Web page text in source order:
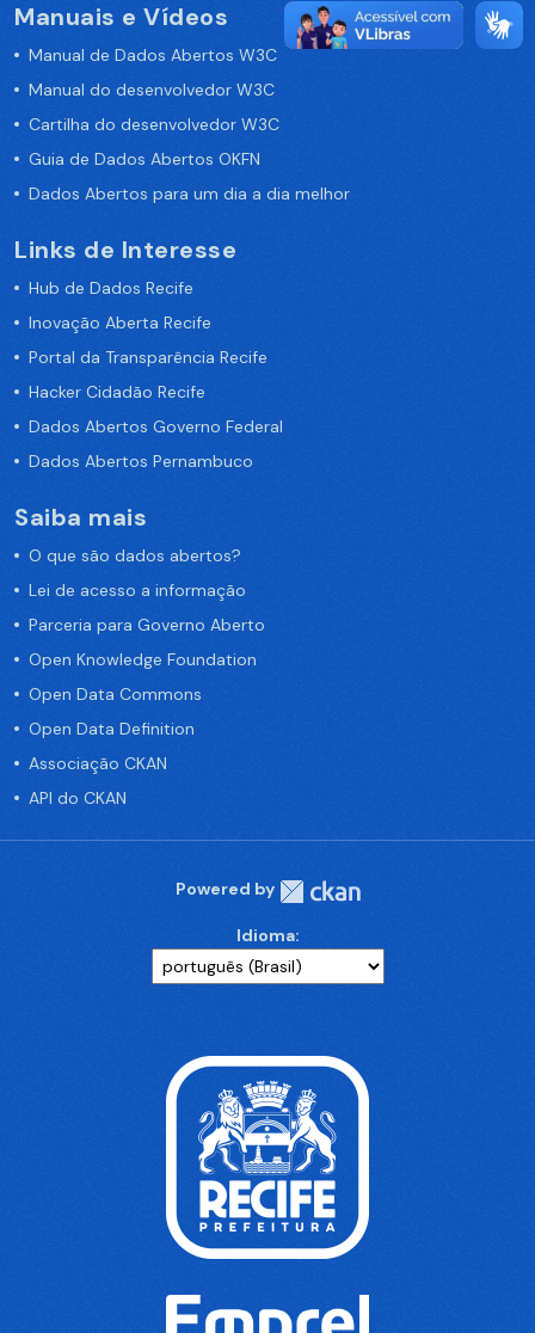
Manuais e Vídeos
Manual de Dados Abertos W3C
Manual do desenvolvedor W3C
Cartilha do desenvolvedor W3C
Guia de Dados Abertos OKFN
Dados Abertos para um dia a dia melhor
Links de Interesse
Hub de Dados Recife
Inovação Aberta Recife
Portal da Transparência Recife
Hacker Cidadão Recife
Dados Abertos Governo Federal
Dados Abertos Pernambuco
Saiba mais
O que são dados abertos?
Lei de acesso a informação
Parceria para Governo Aberto
Open Knowledge Foundation
Open Data Commons
Open Data Definition
Associação CKAN
API do CKAN
Powered by
Idioma